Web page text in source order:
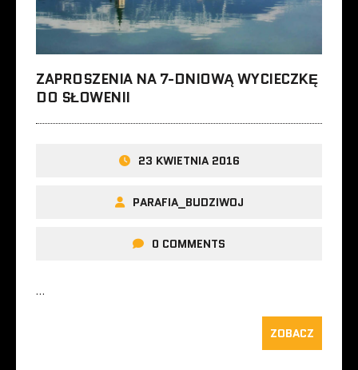
ZAPROSZENIA NA 7-DNIOWĄ WYCIECZKĘ
DO SŁOWENII
23 KWIETNIA 2016
PARAFIA_BUDZIWOJ
0 COMMENTS
…
ZOBACZ